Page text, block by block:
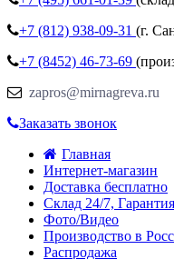
+7 (812) 938-09-31 (г.
+7 (8452) 46-73-69
zapros@mirnagreva.ru
Заказать звонок
Главная
Интернет-магазин
Доставка бесплатно
Склад 24/7, Гарантия
Фото/Видео
Производство в
Распродажа